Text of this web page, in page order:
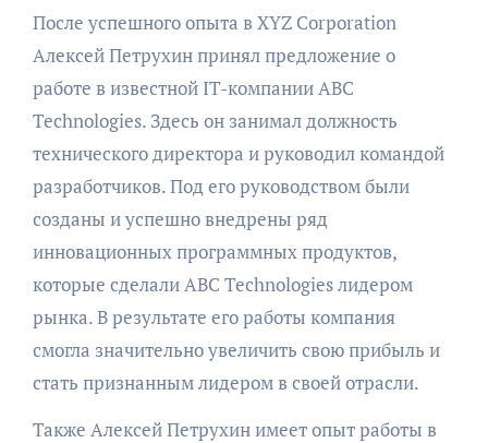
После успешного опыта в XYZ Corporation
Алексей Петрухин принял предложение о
работе в известной IT-компании ABC
Technologies. Здесь он занимал должность
технического директора и руководил командой
разработчиков. Под его руководством были
созданы и успешно внедрены ряд
инновационных программных продуктов,
которые сделали ABC Technologies лидером
рынка. В результате его работы компания
смогла значительно увеличить свою прибыль и
стать признанным лидером в своей отрасли.
Также Алексей Петрухин имеет опыт работы в